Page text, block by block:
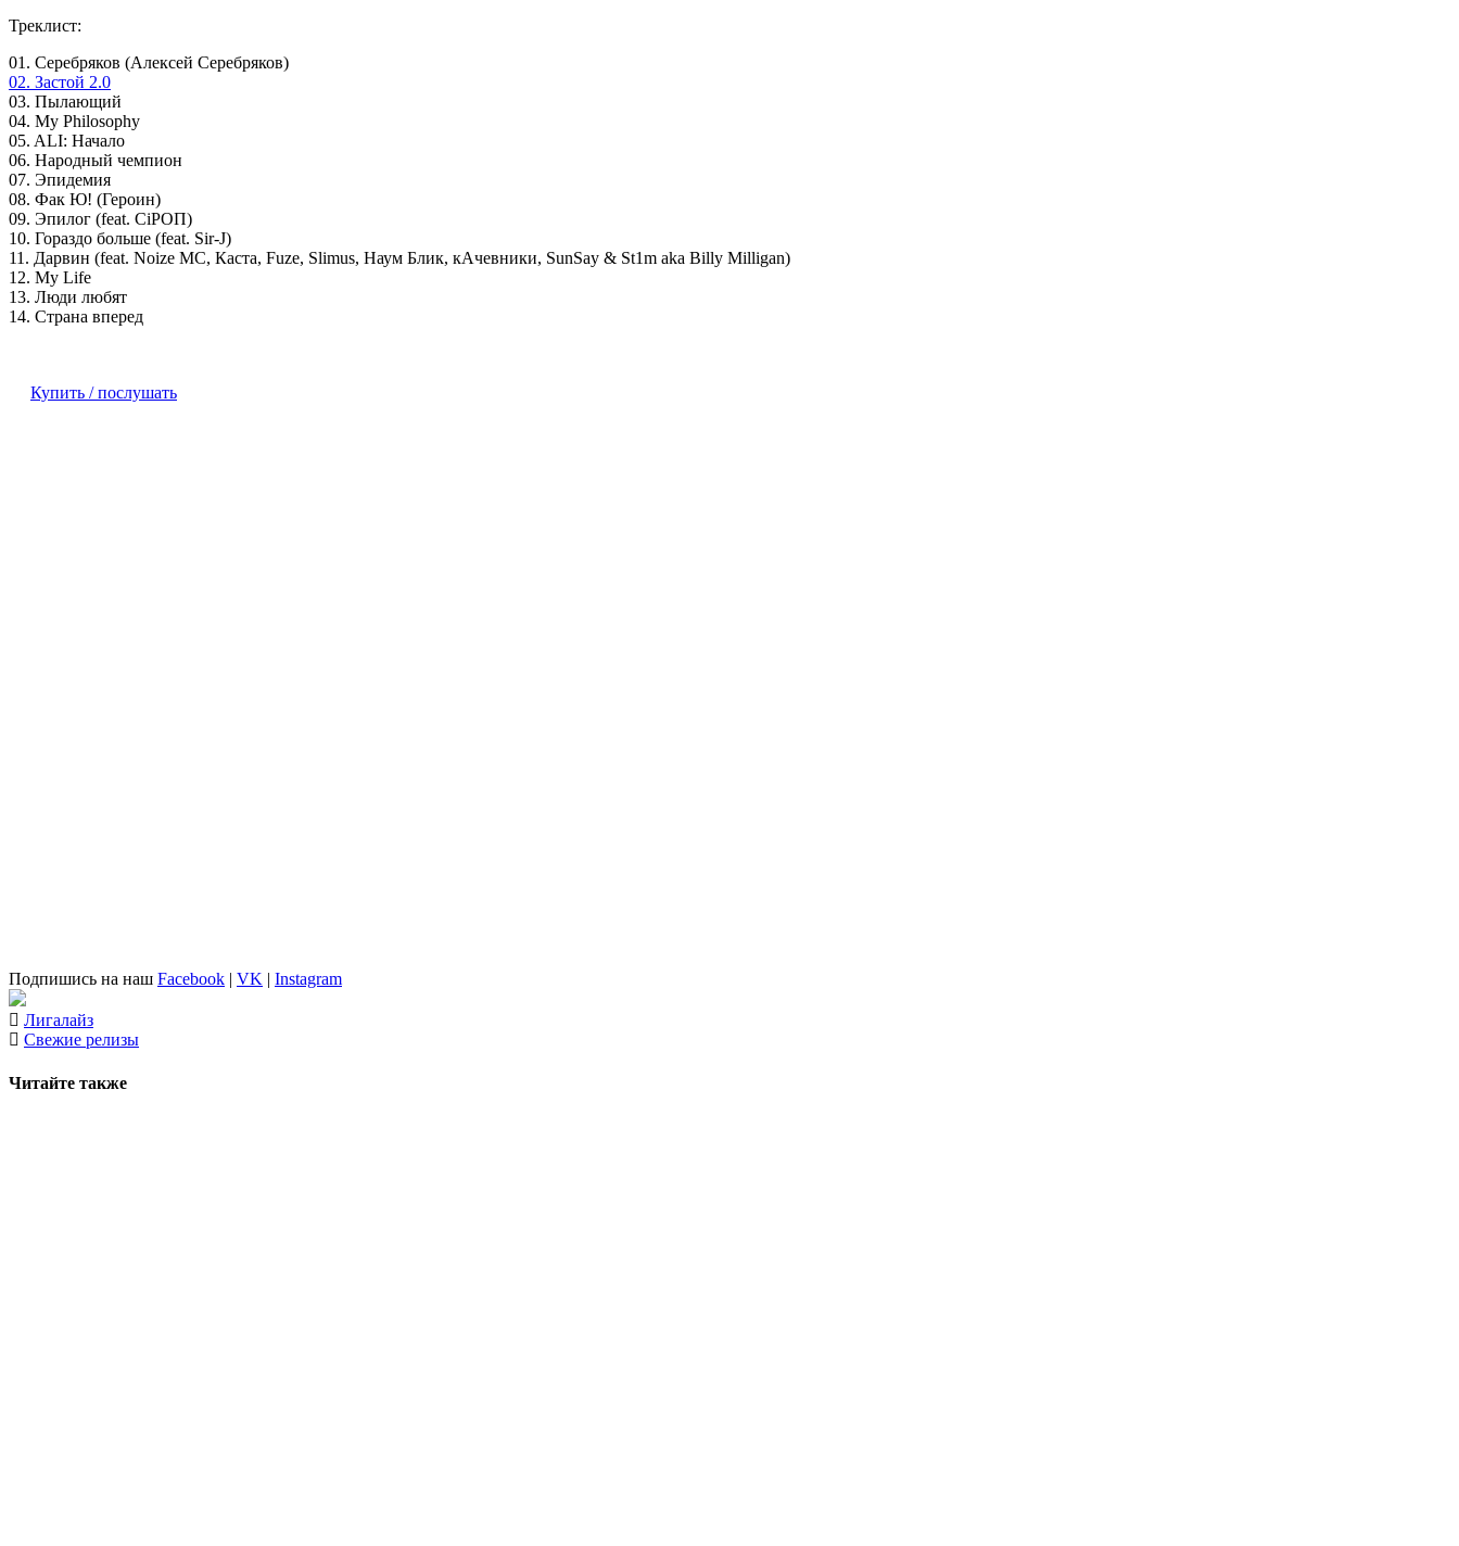
Треклист:
01. Серебряков (Алексей Серебряков)
02. Застой 2.0
03. Пылающий
04. My Philosophy
05. ALI: Начало
06. Народный чемпион
07. Эпидемия
08. Фак Ю! (Героин)
09. Эпилог (feat. CiРОП)
10. Гораздо больше (feat. Sir-J)
11. Дарвин (feat. Noize MC, Каста, Fuze, Slimus, Наум Блик, кАчевники, SunSay & St1m aka Billy Milligan)
12. My Life
13. Люди любят
14. Страна вперед
Купить / послушать
Подпишись на наш Facebook | VK | Instagram
Лигалайз
Свежие релизы
Читайте также